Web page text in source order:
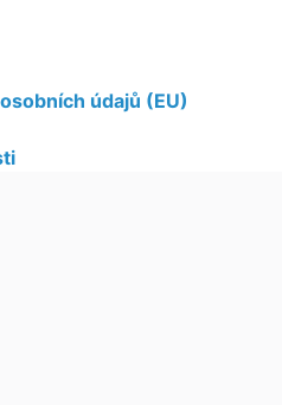
údajů (EU)